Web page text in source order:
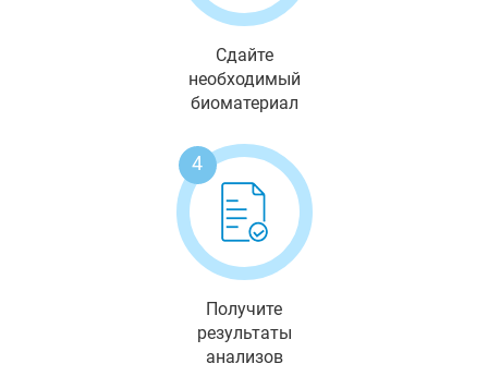
Сдайте
необходимый
биоматериал
4
Получите
результаты
анализов